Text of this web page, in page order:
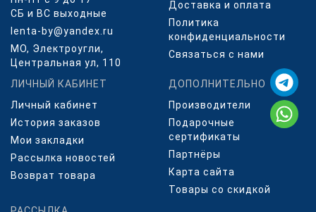
СБ и ВС выходные
lenta-by@yandex.ru
МО, Электроугли,
Центральная ул, 110
Доставка и оплата
Политика
конфиденциальности
Связаться с нами
ЛИЧНЫЙ КАБИНЕТ
Личный кабинет
История заказов
Мои закладки
Рассылка новостей
Возврат товара
ДОПОЛНИТЕЛЬНО
Производители
Подарочные
сертификаты
Партнёры
Карта сайта
Товары со скидкой